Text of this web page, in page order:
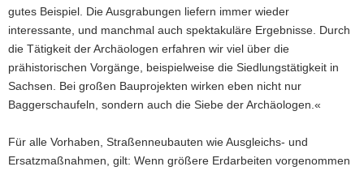
gutes Beispiel. Die Ausgrabungen liefern immer wieder
interessante, und manchmal auch spektakuläre Ergebnisse. Durch
die Tätigkeit der Archäologen erfahren wir viel über die
prähistorischen Vorgänge, beispielweise die Siedlungstätigkeit in
Sachsen. Bei großen Bauprojekten wirken eben nicht nur
Baggerschaufeln, sondern auch die Siebe der Archäologen.«
Für alle Vorhaben, Straßenneubauten wie Ausgleichs- und
Ersatzmaßnahmen, gilt: Wenn größere Erdarbeiten vorgenommen